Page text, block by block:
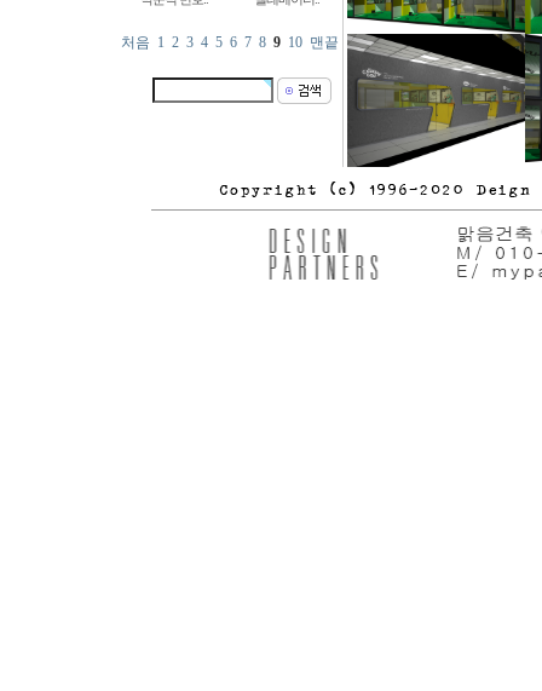
처음 1 2 3 4 5 6 7 8 9 10 맨끝